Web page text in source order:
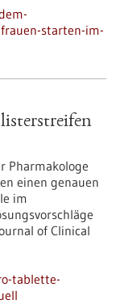
starten-im-
Pharmakologe
einen genauen
im
of Clinical
tablette-